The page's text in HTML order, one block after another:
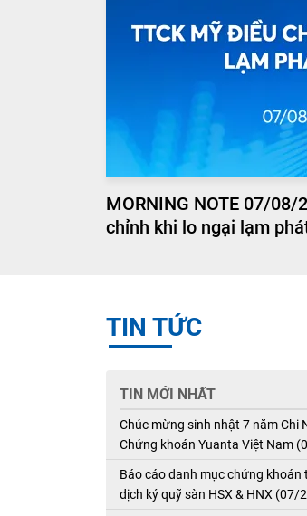
MORNING NOTE 07/
chỉnh khi lo ngại lạm
TIN TỨC
TIN MỚI NHẤT
Chúc mừng sinh nhật 7 năm Chi
Chứng khoán Yuanta Việt Nam
Báo cáo danh mục chứng khoán
dịch ký quỹ sàn HSX & HNX (07/